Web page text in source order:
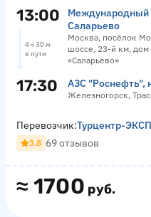
13:00
Международный
Саларьево
Москва, посёлок
шоссе, 23-й км, дом
«Саларьево»
4 ч 30 м
в пути
17:30 АЗС "Роснефть",
Железногорск,
≈ 1700 руб.
Перевозчик:Турцентр-
3.8 69 отзывов